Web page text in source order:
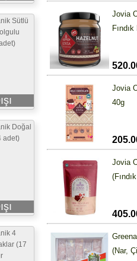
Sütlü
Doğal
adet)
4
(17
Jovia
Jovia
40g
Jovia
(Nar,